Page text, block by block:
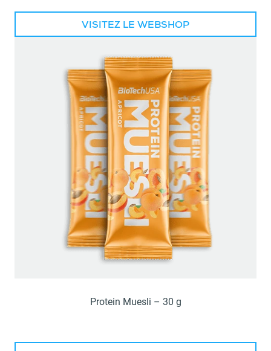
VISITEZ LE WEBSHOP
Protein Muesli – 30 g